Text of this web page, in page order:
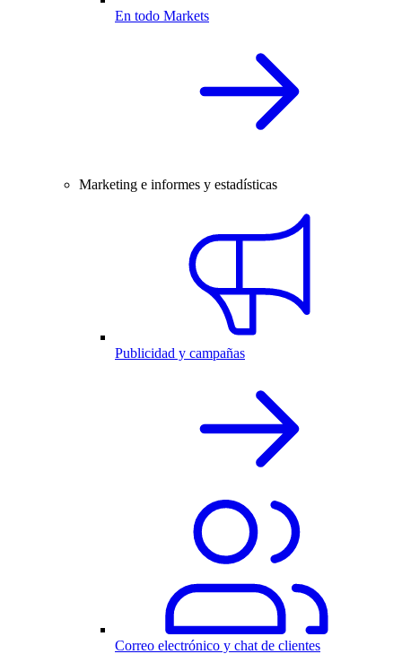
En todo Markets
Marketing e informes y estadísticas
Publicidad y campañas
Correo electrónico y chat de clientes